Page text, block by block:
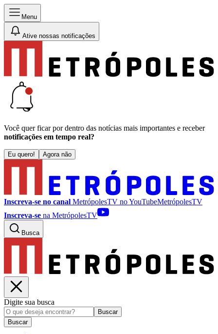
Menu
Ative nossas notificações
Você quer ficar por dentro das notícias mais importantes e receber
notificações em tempo real?
Eu quero! Agora não
Inscreva-se no canal MetrópolesTV noYouTubeMetrópolesTV
Inscreva-se na MetrópolesTV
Busca
Digite sua busca
Buscar
Buscar